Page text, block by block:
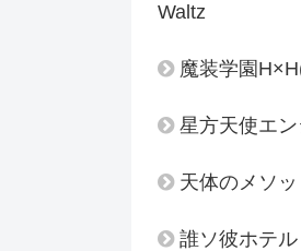
Waltz
魔装学園
星方天使エ
天体のメソッ
誰ソ彼ホテル